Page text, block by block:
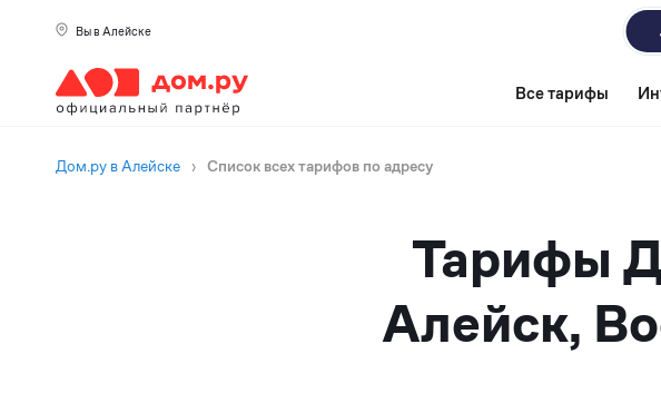
Вы в Алейске
Все тарифы
Дом.ру в Алейске › Список всех тарифов по адресу
Тарифы
Алейск,